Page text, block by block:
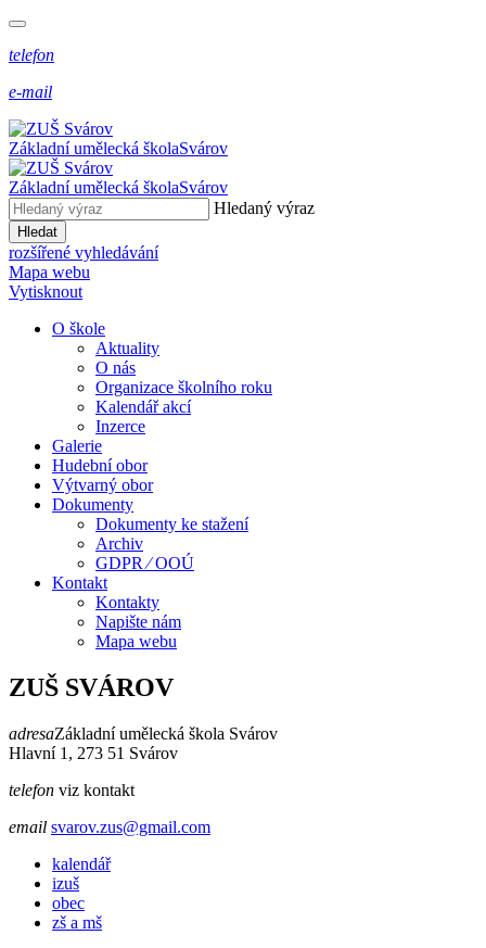
telefon
e-mail
Základní umělecká školaSvárov
Základní umělecká školaSvárov
Hledaný výraz
Hledat
rozšířené vyhledávání
Mapa webu
Vytisknout
O škole
Aktuality
O nás
Organizace školního roku
Kalendář akcí
Inzerce
Galerie
Hudební obor
Výtvarný obor
Dokumenty
Dokumenty ke stažení
Archiv
GDPR ⁄ OOÚ
Kontakt
Kontakty
Napište nám
Mapa webu
ZUŠ SVÁROV
adresaZákladní umělecká škola Svárov
Hlavní 1, 273 51 Svárov
telefon viz kontakt
email svarov.zus@gmail.com
kalendář
izuš
obec
zš a mš